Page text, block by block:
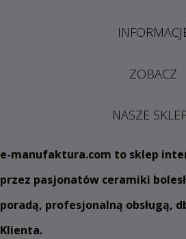
ZOBACZ
NASZE
e-manufaktura.com to sklep
przez pasjonatów ceramiki
poradą, profesjonalną obsługą,
Klienta.